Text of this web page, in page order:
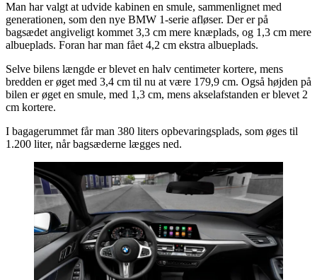
Man har valgt at udvide kabinen en smule, sammenlignet med
generationen, som den nye BMW 1-serie afløser. Der er på
bagsædet angiveligt kommet 3,3 cm mere knæplads, og 1,3 cm mere
albueplads. Foran har man fået 4,2 cm ekstra albueplads.
Selve bilens længde er blevet en halv centimeter kortere, mens
bredden er øget med 3,4 cm til nu at være 179,9 cm. Også højden på
bilen er øget en smule, med 1,3 cm, mens akselafstanden er blevet 2
cm kortere.
I bagagerummet får man 380 liters opbevaringsplads, som øges til
1.200 liter, når bagsæderne lægges ned.